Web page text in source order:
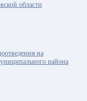
области
на
района